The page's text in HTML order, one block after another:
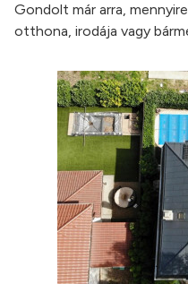
Gondolt már arra,
otthona, irodája vagy